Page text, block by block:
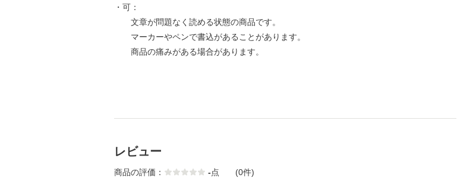
・可：
文章が問題なく読める状態の商品です。
マーカーやペンで書込があることがあります。
商品の痛みがある場合があります。
レビュー
商品の評価： -点 (0件)